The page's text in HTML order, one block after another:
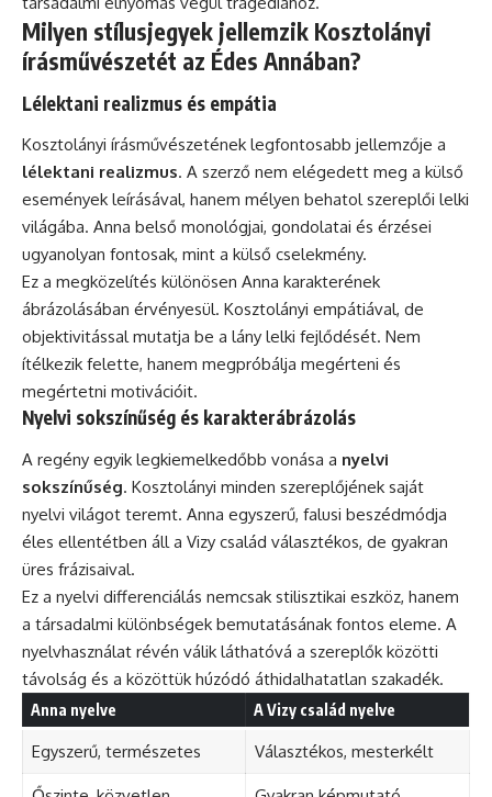
Milyen stílusjegyek jellemzik Kosztolányi
írásművészetét az Édes Annában?
Lélektani realizmus és empátia
Kosztolányi írásművészetének legfontosabb jellemzője a
lélektani realizmus. A szerző nem elégedett meg a külső
események leírásával, hanem mélyen behatol szereplői lelki
világába. Anna belső monológjai, gondolatai és érzései
ugyanolyan fontosak, mint a külső cselekmény.
Ez a megközelítés különösen Anna karakterének
ábrázolásában érvényesül. Kosztolányi empátiával, de
objektivitással mutatja be a lány lelki fejlődését. Nem
ítélkezik felette, hanem megpróbálja megérteni és
megértetni motivációit.
Nyelvi sokszínűség és karakterábrázolás
A regény egyik legkiemelkedőbb vonása a nyelvi
sokszínűség. Kosztolányi minden szereplőjének saját
nyelvi világot teremt. Anna egyszerű, falusi beszédmódja
éles ellentétben áll a Vizy család választékos, de gyakran
üres frázisaival.
Ez a nyelvi differenciálás nemcsak stilisztikai eszköz, hanem
a társadalmi különbségek bemutatásának fontos eleme. A
nyelvhasználat révén válik láthatóvá a szereplők közötti
távolság és a közöttük húzódó áthidalhatatlan szakadék.
Anna nyelve A Vizy család nyelve
Egyszerű, természetes Választékos, mesterkélt